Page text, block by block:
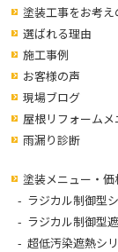
塗装工事をお考え
選ばれる理由
施工事例
お客様の声
現場ブログ
屋根リフォームメ
雨漏り診断
塗装メニュー・価
ラジカル制御型
ラジカル制御型
超低汚染遮熱シ